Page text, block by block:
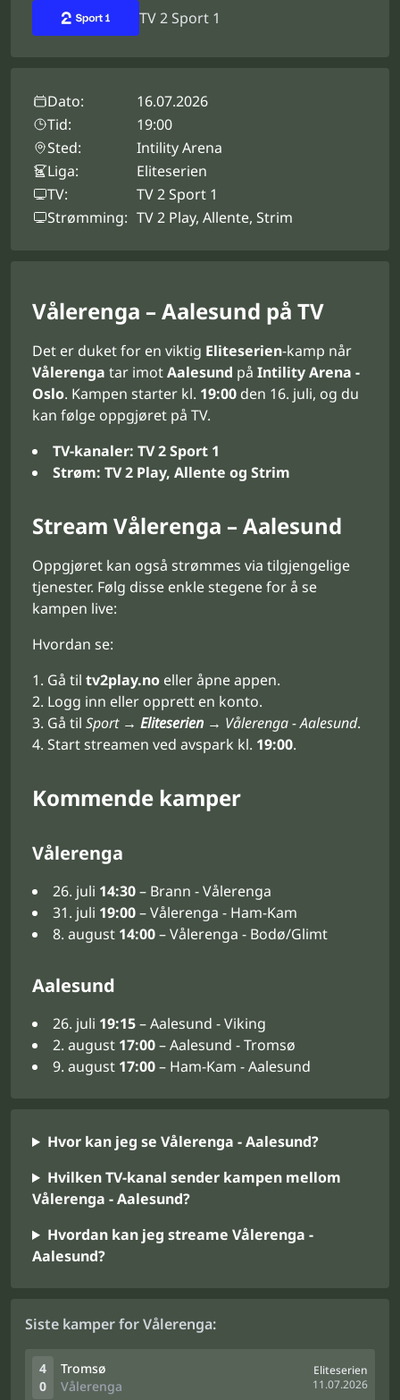
TV 2 Sport 1
Dato:
16.07.2026
Tid:
19:00
Sted:
Intility Arena
Liga:
Eliteserien
TV:
TV 2 Sport 1
Strømming: TV 2 Play, Allente, Strim
Vålerenga – Aalesund på TV
Det er duket for en viktig Eliteserien-kamp når
Vålerenga tar imotAalesund på Intility Arena -
Oslo. Kampen starter kl. 19:00 den 16. juli, og du
kan følge oppgjøret på TV.
TV-kanaler: TV 2 Sport 1
Strøm: TV 2 Play, Allente og Strim
Stream Vålerenga – Aalesund
Oppgjøret kan også strømmes via tilgjengelige
tjenester. Følg disse enkle stegene for å se
kampen live:
Hvordan se:
Gå til tv2play.no eller åpne appen.
Logg inn eller opprett en konto.
Gå til Sport → Eliteserien → Vålerenga - Aalesund.
Start streamen ved avspark kl. 19:00.
Kommende kamper
Vålerenga
26. juli 14:30– Brann - Vålerenga
31. juli 19:00– Vålerenga - Ham-Kam
8. august 14:00– Vålerenga - Bodø/Glimt
Aalesund
26. juli 19:15– Aalesund - Viking
2. august 17:00– Aalesund - Tromsø
9. august 17:00– Ham-Kam - Aalesund
Hvor kan jeg se Vålerenga - Aalesund?
Hvilken TV-kanal sender kampen mellom
Vålerenga - Aalesund?
Hvordan kan jeg streame Vålerenga -
Aalesund?
Siste kamper for Vålerenga:
4
0
Tromsø
Vålerenga
Eliteserien
11.07.2026